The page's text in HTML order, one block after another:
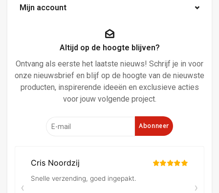
Mijn account
Altijd op de hoogte blijven?
Ontvang als eerste het laatste nieuws! Schrijf je in voor
onze nieuwsbrief en blijf op de hoogte van de nieuwste
producten, inspirerende ideeën en exclusieve acties
voor jouw volgende project.
Abonneer